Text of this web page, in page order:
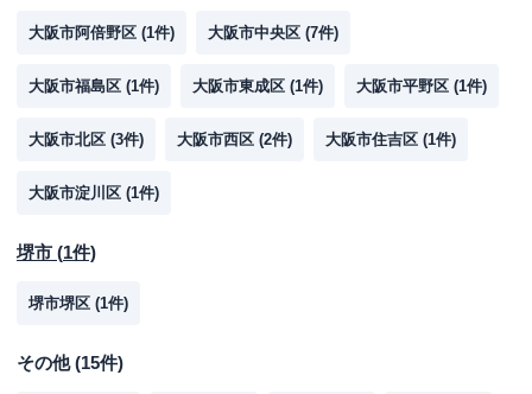
大阪市阿倍野区 (1件) 大阪市中央区 (7件)
大阪市福島区 (1件) 大阪市東成区 (1件) 大阪市平野区 (1件)
大阪市北区 (3件) 大阪市西区 (2件) 大阪市住吉区 (1件)
大阪市淀川区 (1件)
堺市 (1件)
堺市堺区 (1件)
その他(15件)